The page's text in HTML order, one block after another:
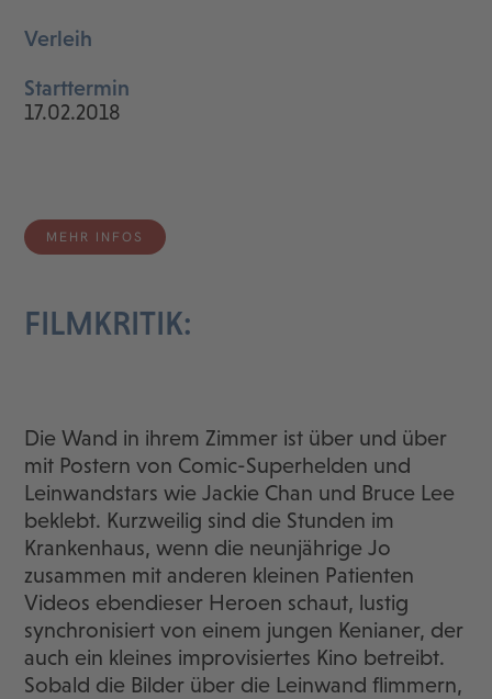
Verleih
Starttermin
17.02.2018
MEHR INFOS
FILMKRITIK:
Die Wand in ihrem Zimmer ist über und über
mit Postern von Comic-Superhelden und
Leinwandstars wie Jackie Chan und Bruce Lee
beklebt. Kurzweilig sind die Stunden im
Krankenhaus, wenn die neunjährige Jo
zusammen mit anderen kleinen Patienten
Videos ebendieser Heroen schaut, lustig
synchronisiert von einem jungen Kenianer, der
auch ein kleines improvisiertes Kino betreibt.
Sobald die Bilder über die Leinwand flimmern,